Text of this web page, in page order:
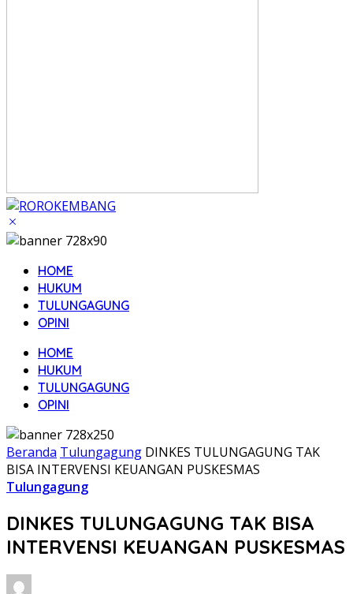
HOME
HUKUM
TULUNGAGUNG
OPINI
HOME
HUKUM
TULUNGAGUNG
OPINI
Beranda Tulungagung DINKES TULUNGAGUNG TAK
BISA INTERVENSI KEUANGAN PUSKESMAS
Tulungagung
DINKES TULUNGAGUNG TAK BISA
INTERVENSI KEUANGAN PUSKESMAS